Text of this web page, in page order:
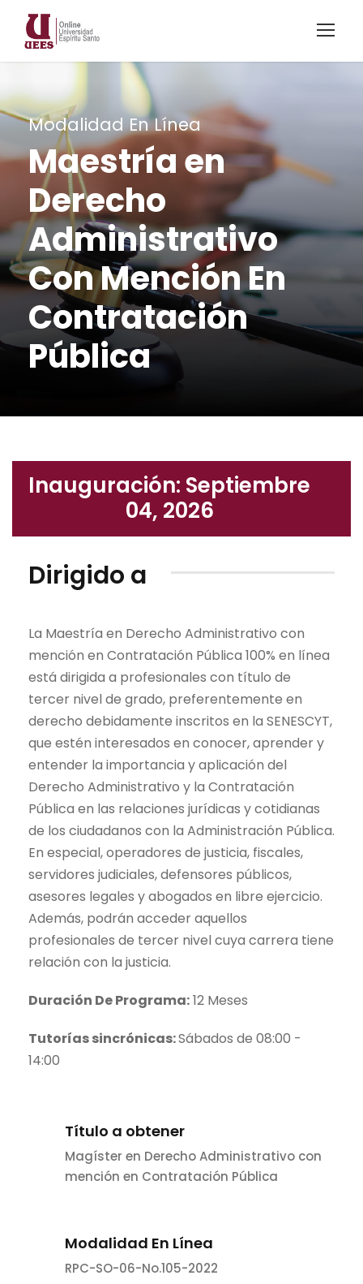
Modalidad En Línea
Maestría en
Derecho
Administrativo
Con Mención En
Contratación
Pública
Inauguración: Septiembre
04, 2026
Dirigido a
La Maestría en Derecho Administrativo con
mención en Contratación Pública 100% en línea
está dirigida a profesionales con título de
tercer nivel de grado, preferentemente en
derecho debidamente inscritos en la SENESCYT,
que estén interesados en conocer, aprender y
entender la importancia y aplicación del
Derecho Administrativo y la Contratación
Pública en las relaciones jurídicas y cotidianas
de los ciudadanos con la Administración Pública.
En especial, operadores de justicia, fiscales,
servidores judiciales, defensores públicos,
asesores legales y abogados en libre ejercicio.
Además, podrán acceder aquellos
profesionales de tercer nivel cuya carrera tiene
relación con la justicia.
Duración De Programa:12 Meses
Tutorías sincrónicas:Sábados de 08:00 -
14:00
Título a obtener
Magíster en Derecho Administrativo con
mención en Contratación Pública
Modalidad En Línea
RPC-SO-06-No.105-2022